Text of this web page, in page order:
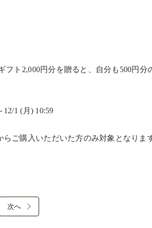
ト2,000円分を贈ると、自分も500円
1 (月) 10:59​
ご購入いただいた方のみ対象となりま
次へ